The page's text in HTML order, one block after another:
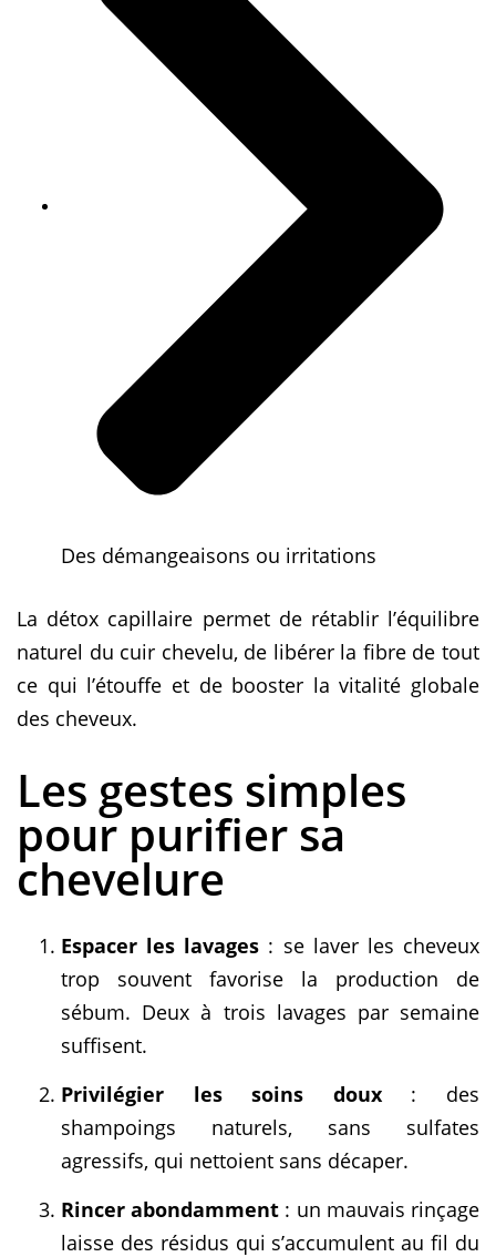
Des démangeaisons ou irritations
La détox capillaire permet de rétablir l’équilibre
naturel du cuir chevelu, de libérer la fibre de tout
ce qui l’étouffe et de booster la vitalité globale
des cheveux.
Les gestes simples
pour purifier sa
chevelure
Espacer les lavages : se laver les cheveux
trop souvent favorise la production de
sébum. Deux à trois lavages par semaine
suffisent.
Privilégier les soins doux: des
shampoings naturels, sans sulfates
agressifs, qui nettoient sans décaper.
Rincer abondamment : un mauvais rinçage
laisse des résidus qui s’accumulent au fil du